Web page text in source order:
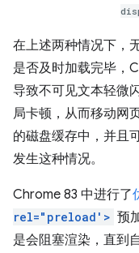
在上述两种情况下，
是否及时加载完毕，
导致不可见文本轻微
局卡顿，从而移动网
的磁盘缓存中，并且
发生这种情况。
Chrome 83 中进行了
rel="preload'> 预
是会阻塞渲染，直到